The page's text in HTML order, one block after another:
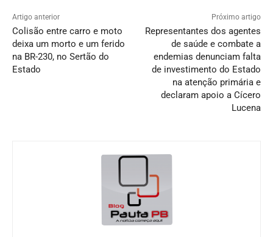
Artigo anterior
Colisão entre carro e moto
deixa um morto e um ferido
na BR-230, no Sertão do
Estado
Próximo artigo
Representantes dos agentes
de saúde e combate a
endemias denunciam falta
de investimento do Estado
na atenção primária e
declaram apoio a Cícero
Lucena